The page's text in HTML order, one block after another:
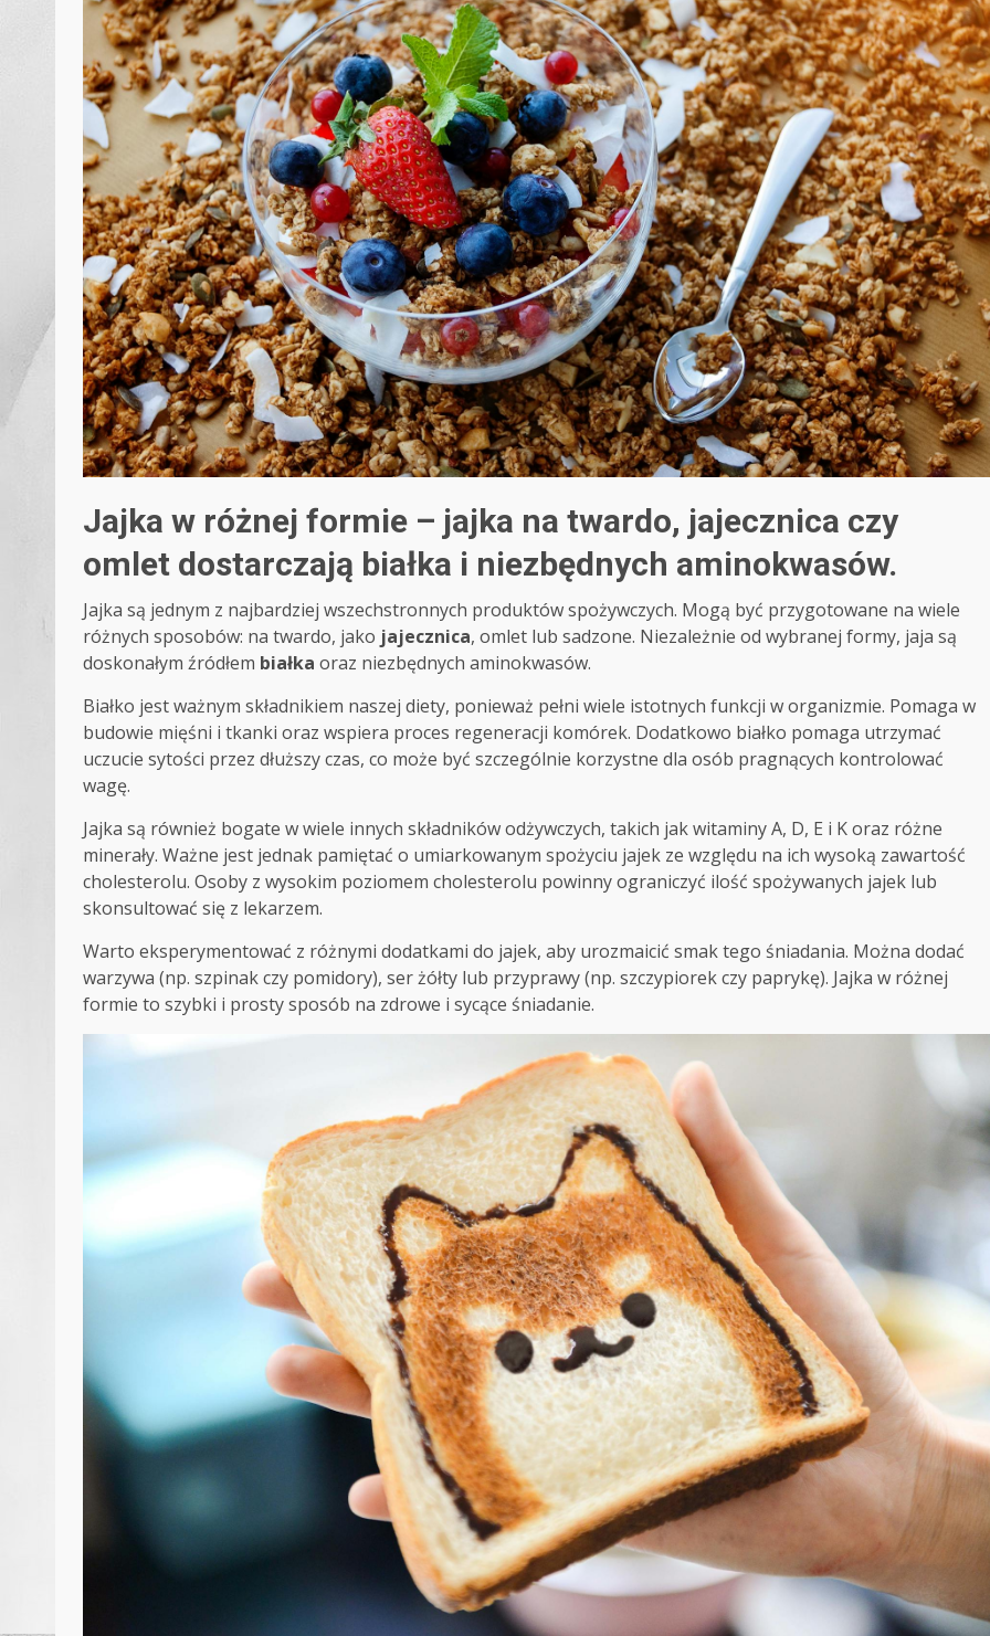
Jajka w różnej formie – jajka na twardo, jajecznica czy
omlet dostarczają białka i niezbędnych aminokwasów.
Jajka są jednym z najbardziej wszechstronnych produktów spożywczych. Mogą być przygotowane na wiele
różnych sposobów: na twardo, jako jajecznica, omlet lub sadzone. Niezależnie od wybranej formy, jaja są
doskonałym źródłem białka oraz niezbędnych aminokwasów.
Białko jest ważnym składnikiem naszej diety, ponieważ pełni wiele istotnych funkcji w organizmie. Pomaga w
budowie mięśni i tkanki oraz wspiera proces regeneracji komórek. Dodatkowo białko pomaga utrzymać
uczucie sytości przez dłuższy czas, co może być szczególnie korzystne dla osób pragnących kontrolować
wagę.
Jajka są również bogate w wiele innych składników odżywczych, takich jak witaminy A, D, E i K oraz różne
minerały. Ważne jest jednak pamiętać o umiarkowanym spożyciu jajek ze względu na ich wysoką zawartość
cholesterolu. Osoby z wysokim poziomem cholesterolu powinny ograniczyć ilość spożywanych jajek lub
skonsultować się z lekarzem.
Warto eksperymentować z różnymi dodatkami do jajek, aby urozmaicić smak tego śniadania. Można dodać
warzywa (np. szpinak czy pomidory), ser żółty lub przyprawy (np. szczypiorek czy paprykę). Jajka w różnej
formie to szybki i prosty sposób na zdrowe i sycące śniadanie.